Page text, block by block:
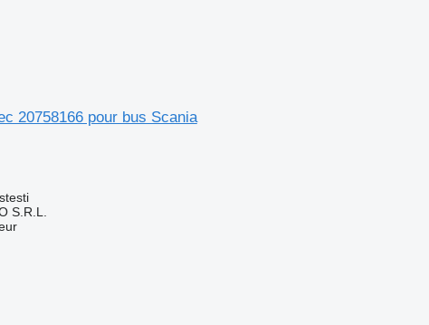
20758166 pour bus Scania
S.R.L.